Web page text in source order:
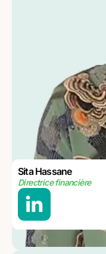
Sita Hassane
Directrice financière